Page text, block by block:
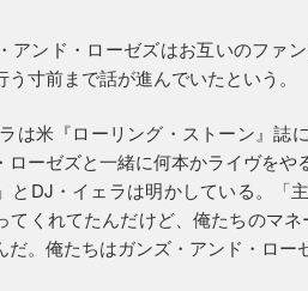
アンド・ローゼズはお互いのファ
寸前まで話が進んでいたという。
は米『ローリング・ストーン』誌
ローゼズと一緒に何本かライヴを
とDJ・イェラは明かしている。「
てくれてたんだけど、俺たちのマ
だ。俺たちはガンズ・アンド・ロ